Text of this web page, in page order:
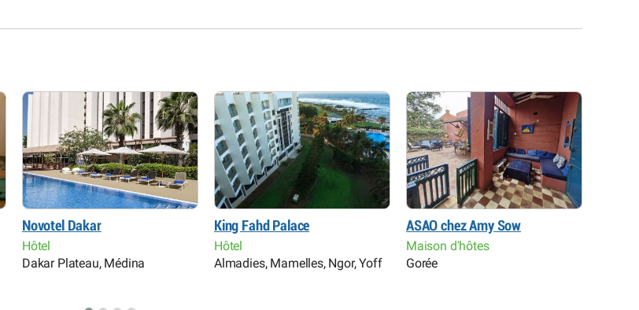
Novotel Dakar
Hôtel
Dakar Plateau, Médina
King Fahd Palace
Hôtel
Almadies, Mamelles, Ngor, Yoff
ASAO chez Amy Sow
Maison d'hôtes
Gorée